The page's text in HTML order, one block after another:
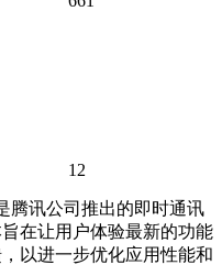
12
腾讯公司推出的即时通讯
在让用户体验最新的功能
以进一步优化应用性能和